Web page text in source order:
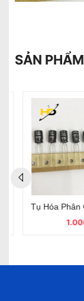
SẢN
Nichicon
Chính Hãng
Tụ 35V